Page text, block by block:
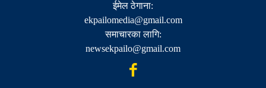
ईमेल ठेगाना:
ekpailomedia@gmail.com
समाचारका लागि:
newsekpailo@gmail.com